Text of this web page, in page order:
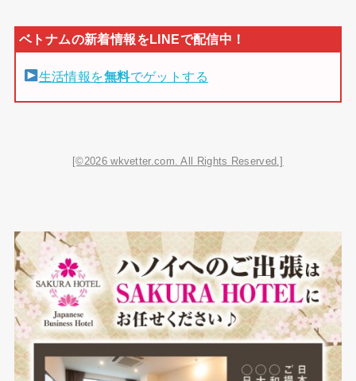
生活情報を無料でゲットする
[©2026 wkvetter.com. All Rights Reserved.]